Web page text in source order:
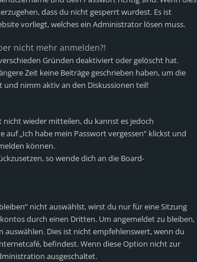
dass du nicht gesperrt wurdest. Es ist
vorliegt, welches ein Administrator lösen muss.
nicht mehr anmelden?!
Gründen deaktiviert oder gelöscht hat.
Zeit keine Beiträge geschrieben haben, um die
und nimm aktiv an den Diskussionen teil!
nicht wieder mitteilen, du kannst es jedoch
„Ich habe mein Passwort vergessen“ klickst und
können.
so wende dich an die Board-
nicht auswählst, wirst du nur für eine Sitzung
durch einen Dritten. Um angemeldet zu bleiben,
auswählen. Dies ist nicht empfehlenswert, wenn du
befindest. Wenn diese Option nicht zur
ausgeschaltet.